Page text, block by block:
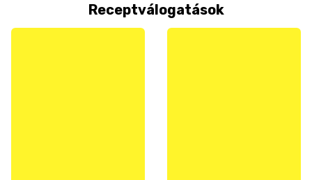
Receptválogatások